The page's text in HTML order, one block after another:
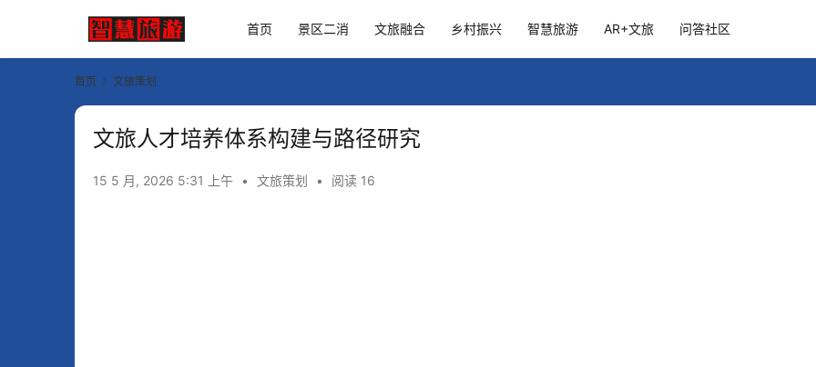
首页 景区二消 文旅融合 乡村振兴 智慧旅游 AR+文旅 问答社区
首页 文旅策划
文旅人才培养体系构建与路径研究
15 5 月, 2026 5:31 上午 • 文旅策划 • 阅读 16